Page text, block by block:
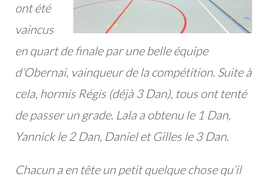
ont été
vaincus
en quart de finale par une belle équipe
d’Obernai, vainqueur de la compétition. Suite à
cela, hormis Régis (déjà 3 Dan), tous ont tenté
de passer un grade. Lala a obtenu le 1 Dan,
Yannick le 2 Dan, Daniel et Gilles le 3 Dan.
Chacun a en tête un petit quelque chose qu’il